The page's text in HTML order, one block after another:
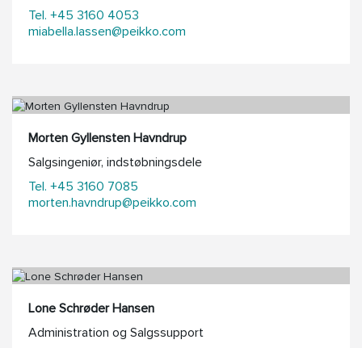
Tel. +45 3160 4053
miabella.lassen@peikko.com
Morten Gyllensten Havndrup
Salgsingeniør, indstøbningsdele
Tel. +45 3160 7085
morten.havndrup@peikko.com
Lone Schrøder Hansen
Administration og Salgssupport